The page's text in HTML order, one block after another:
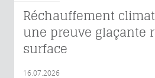
Réchauffement
une preuve glaçante
surface
16.07.2026